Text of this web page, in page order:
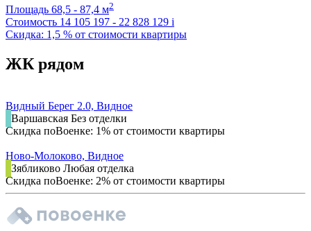
Площадь 68,5 - 87,4 м2
Стоимость 14 105 197 - 22 828 129 i
Скидка: 1,5 % от стоимости квартиры
ЖК рядом
Видный Берег 2.0, Видное
Варшавская Без отделки
Скидка поВоенке: 1% от стоимости квартиры
Ново-Молоково, Видное
Зябликово Любая отделка
Скидка поВоенке: 2% от стоимости квартиры